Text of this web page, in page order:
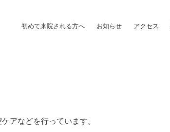
初めて来院される方へ お知らせ アクセス
アなどを行っています。